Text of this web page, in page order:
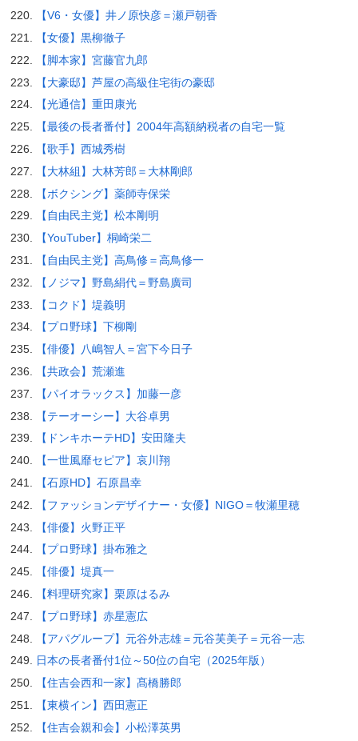
【V6・女優】井ノ原快彦＝瀬戸朝香
【女優】黒柳徹子
【脚本家】宮藤官九郎
【大豪邸】芦屋の高級住宅街の豪邸
【光通信】重田康光
【最後の長者番付】2004年高額納税者の自宅一覧
【歌手】西城秀樹
【大林組】大林芳郎＝大林剛郎
【ボクシング】薬師寺保栄
【自由民主党】松本剛明
【YouTuber】桐崎栄二
【自由民主党】高鳥修＝高鳥修一
【ノジマ】野島絹代＝野島廣司
【コクド】堤義明
【プロ野球】下柳剛
【俳優】八嶋智人＝宮下今日子
【共政会】荒瀬進
【パイオラックス】加藤一彦
【テーオーシー】大谷卓男
【ドンキホーテHD】安田隆夫
【一世風靡セピア】哀川翔
【石原HD】石原昌幸
【ファッションデザイナー・女優】NIGO＝牧瀬里穂
【俳優】火野正平
【プロ野球】掛布雅之
【俳優】堤真一
【料理研究家】栗原はるみ
【プロ野球】赤星憲広
【アパグループ】元谷外志雄＝元谷芙美子＝元谷一志
日本の長者番付1位～50位の自宅（2025年版）
【住吉会西和一家】髙橋勝郎
【東横イン】西田憲正
【住吉会親和会】小松澤英男